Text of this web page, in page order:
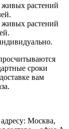
растений
растений
сроки
вам
Москва,